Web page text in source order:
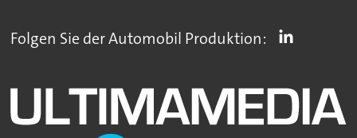
Folgen Sie der Automobil Produktion: